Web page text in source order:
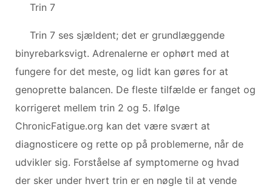
Trin 7
Trin 7 ses sjældent; det er grundlæggende
binyrebarksvigt. Adrenalerne er ophørt med at
fungere for det meste, og lidt kan gøres for at
genoprette balancen. De fleste tilfælde er fanget og
korrigeret mellem trin 2 og 5. Ifølge
ChronicFatigue.org kan det være svært at
diagnosticere og rette op på problemerne, når de
udvikler sig. Forståelse af symptomerne og hvad
der sker under hvert trin er en nøgle til at vende